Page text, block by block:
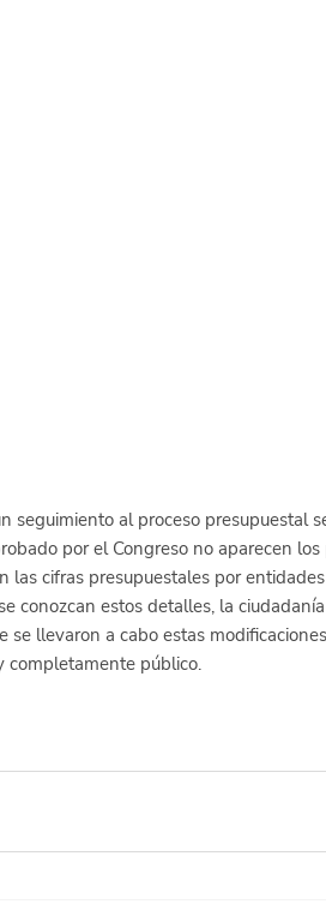
seguimiento al proceso presupuestal
por el Congreso no aparecen
las cifras presupuestales por
conozcan estos detalles, la
se llevaron a cabo estas
completamente público.